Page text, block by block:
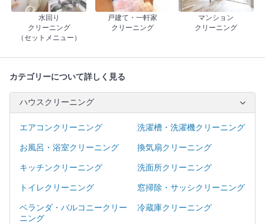
水回り
クリーニング
（セットメニュー）
戸建て・一軒家
クリーニング
マンション
クリーニング
カテゴリーについて詳しく見る
ハウスクリーニング
エアコンクリーニング 洗濯槽・洗濯機クリーニング
お風呂・浴室クリーニング 換気扇クリーニング
キッチンクリーニング 洗面所クリーニング
トイレクリーニング 窓掃除・サッシクリーニング
ベランダ・バルコニークリー
ニング
冷蔵庫クリーニング